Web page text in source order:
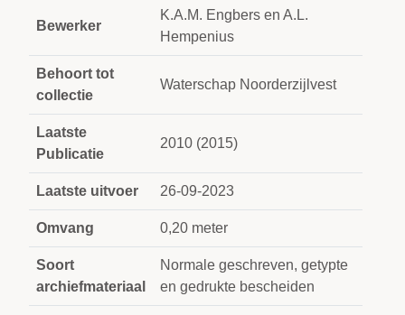
Bewerker
K.A.M. Engbers en A.L.
Hempenius
Behoort tot
collectie
Waterschap Noorderzijlvest
Laatste
Publicatie
2010 (2015)
Laatste uitvoer 26-09-2023
Omvang 0,20 meter
Soort
archiefmateriaal
Normale geschreven, getypte
en gedrukte bescheiden